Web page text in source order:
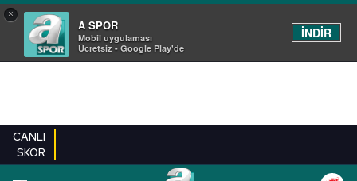
×
A SPOR
Mobil uygulaması
Ücretsiz - Google Play'de
İNDİR
CANLI
SKOR